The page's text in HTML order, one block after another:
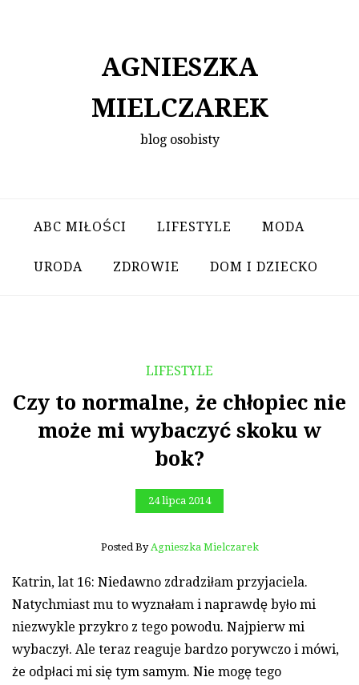
AGNIESZKA
MIELCZAREK
blog osobisty
ABC MIŁOŚCI LIFESTYLE MODA
URODA ZDROWIE DOM I DZIECKO
LIFESTYLE
Czy to normalne, że chłopiec nie
może mi wybaczyć skoku w
bok?
24 lipca 2014
Posted By Agnieszka Mielczarek
Katrin, lat 16: Niedawno zdradziłam przyjaciela.
Natychmiast mu to wyznałam i naprawdę było mi
niezwykle przykro z tego powodu. Najpierw mi
wybaczył. Ale teraz reaguje bardzo porywczo i mówi,
że odpłaci mi się tym samym. Nie mogę tego